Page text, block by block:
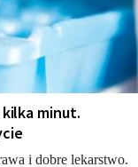
kilka minut.
i dobre lekarstwo.